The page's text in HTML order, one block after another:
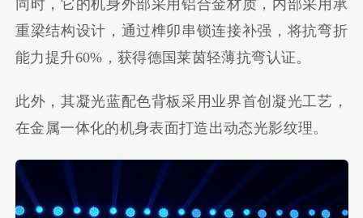
同时，它的机身外部采用铝合金材质，内部采用承
重梁结构设计，通过榫卯串锁连接补强，将抗弯折
能力提升60%，获得德国莱茵轻薄抗弯认证。
此外，其凝光蓝配色背板采用业界首创凝光工艺，
在金属一体化的机身表面打造出动态光影纹理。